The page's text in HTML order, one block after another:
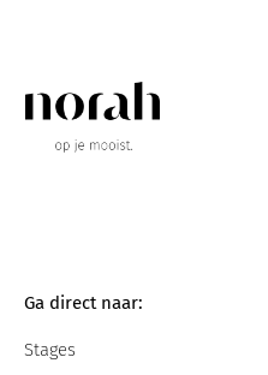
Ga direct naar:
Stages